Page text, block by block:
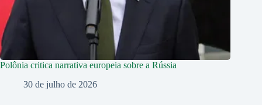
Polônia critica narrativa europeia sobre a Rússia
30 de julho de 2026